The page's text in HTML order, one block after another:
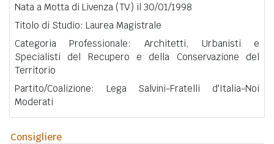
Nata a Motta di Livenza (TV) il 30/01/1998
Titolo di Studio: Laurea Magistrale
Categoria Professionale: Architetti, Urbanisti e
Specialisti del Recupero e della Conservazione del
Territorio
Partito/Coalizione: Lega Salvini-Fratelli d'Italia-Noi
Moderati
Consigliere